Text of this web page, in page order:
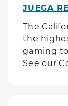
JUEGA
The
the
gaming
See our